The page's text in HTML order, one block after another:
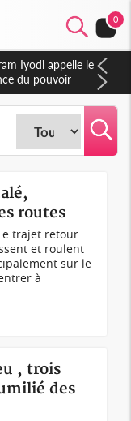
0
Lessiehi bannit
routes
trajet retour
et roulent
sur le
à
, trois
des